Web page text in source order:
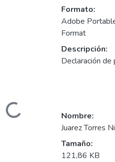
Cargando...
Formato:
Adobe
Format
Descripción:
Declaración de
Nombre:
Juarez Torres
Tamaño:
121,86 KB